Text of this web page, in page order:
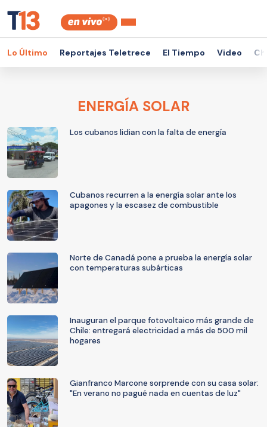
Lo Último Reportajes Teletrece El Tiempo Video
ENERGÍA SOLAR
Los cubanos lidian con la falta de energía
Cubanos recurren a la energía solar ante los
apagones y la escasez de combustible
Norte de Canadá pone a prueba la energía solar
con temperaturas subárticas
Inauguran el parque fotovoltaico más grande de
Chile: entregará electricidad a más de 500 mil
hogares
Gianfranco Marcone sorprende con su casa solar:
"En verano no pagué nada en cuentas de luz"